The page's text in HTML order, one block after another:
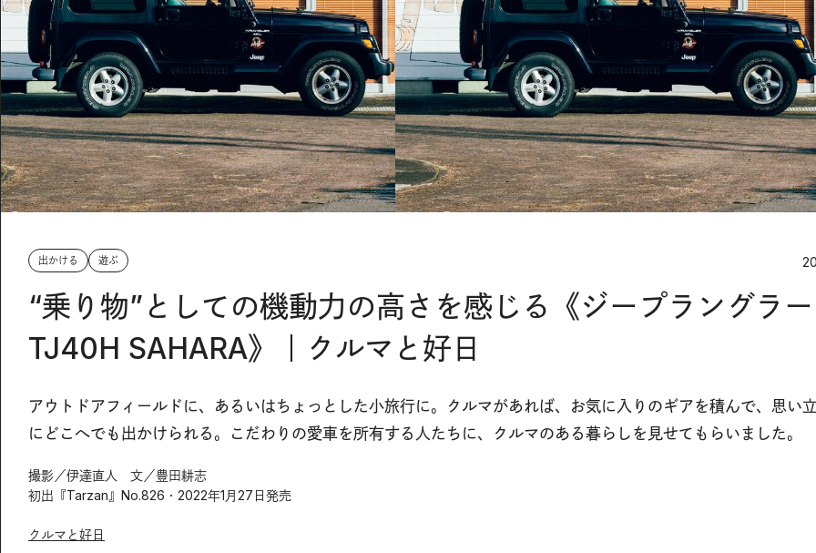
出かける 遊ぶ
“乗り物”としての機動力の高さを感じる《ジープラングラー
TJ40H SAHARA》｜クルマと好日
アウトドアフィールドに、あるいはちょっとした小旅行に。クルマがあれば、お気に入りのギアを積んで、思い
にどこへでも出かけられる。こだわりの愛車を所有する人たちに、クルマのある暮らしを見せてもらいました。
撮影／伊達直人 文／豊田耕志
初出『Tarzan』No.826・2022年1月27日発売
クルマと好日